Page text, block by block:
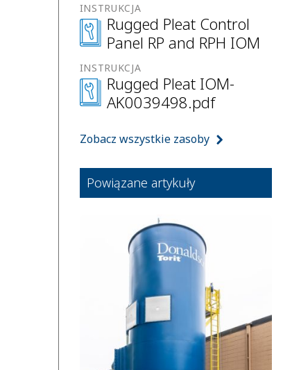
INSTRUKCJA
Rugged Pleat Control
Panel RP and RPH IOM
INSTRUKCJA
Rugged Pleat IOM-
AK0039498.pdf
Zobacz wszystkie zasoby
Powiązane artykuły